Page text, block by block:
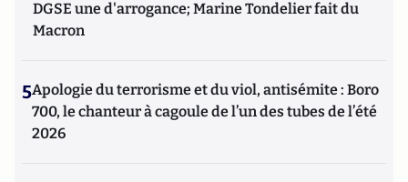
DGSE une d'arrogance; Marine Tondelier fait du
Macron
5Apologie du terrorisme et du viol, antisémite : Boro
700, le chanteur à cagoule de l’un des tubes de l’été
2026